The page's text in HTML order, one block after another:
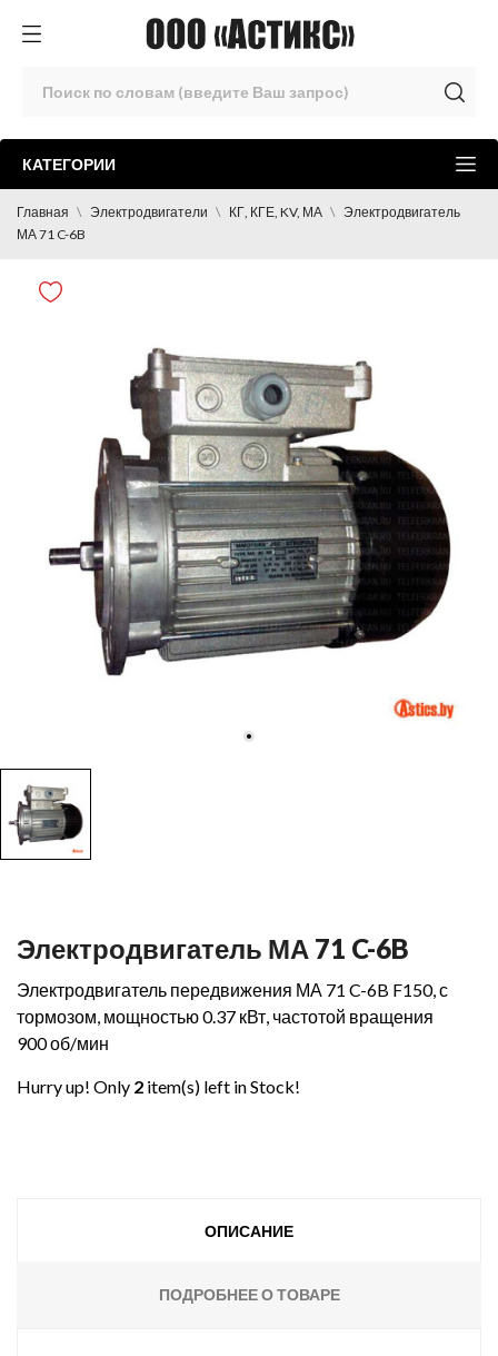
КАТЕГОРИИ
Главная Электродвигатели КГ, КГЕ, KV, МА
Электродвигатель
МА 71 C-6B
Электродвигатель МА 71 C-6B
Электродвигатель передвижения МА 71 C-6B F150, с
тормозом, мощностью 0.37 кВт, частотой вращения
900 об/мин
Hurry up! Only 2 item(s) left in Stock!
ОПИСАНИЕ
ПОДРОБНЕЕ О ТОВАРЕ